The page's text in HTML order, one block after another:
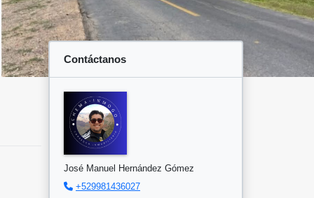
Contáctanos
José Manuel Hernández Gómez
+529981436027